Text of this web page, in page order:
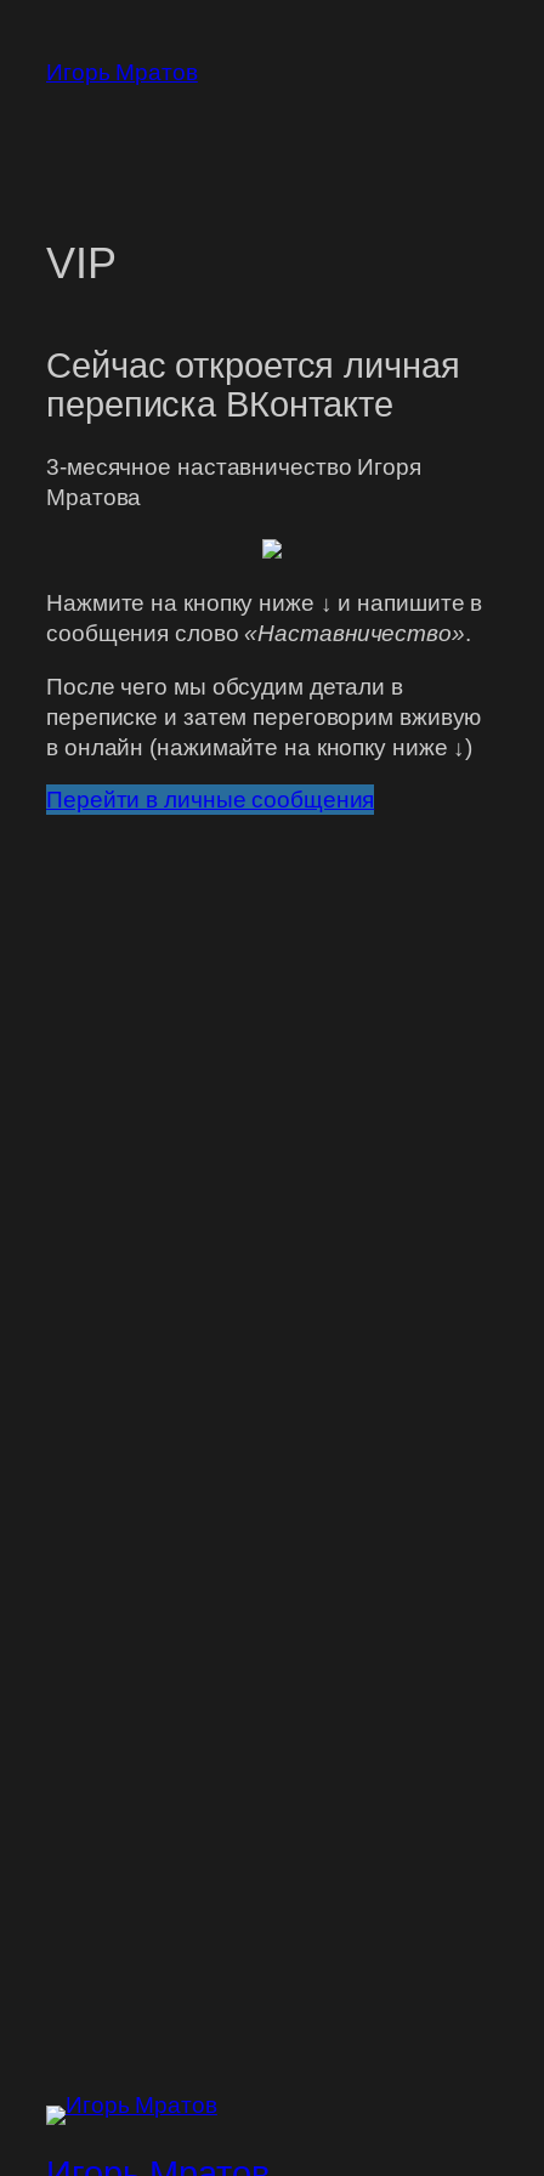
содержимому
Игорь Мратов
VIP
Сейчас откроется личная
переписка ВКонтакте
3-месячное наставничество Игоря
Мратова
Нажмите на кнопку ниже ↓ и напишите в
сообщения слово«Наставничество».
После чего мы обсудим детали в
переписке и затем переговорим вживую
в онлайн (нажимайте на кнопку ниже ↓)
Перейти в личные сообщения